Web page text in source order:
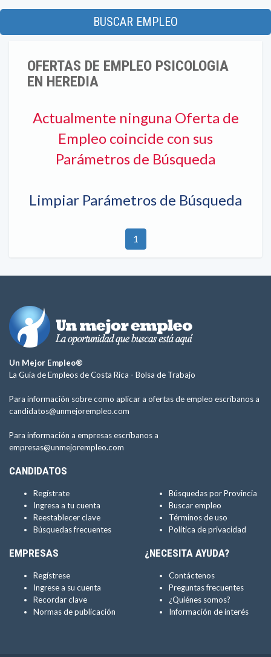
BUSCAR EMPLEO
OFERTAS DE EMPLEO PSICOLOGIA
EN HEREDIA
Actualmente ninguna Oferta de
Empleo coincide con sus
Parámetros de Búsqueda
Limpiar Parámetros de Búsqueda
1
Un Mejor Empleo®
La Guía de Empleos de Costa Rica - Bolsa de Trabajo
Para información sobre como aplicar a ofertas de empleo escríbanos a
candidatos@unmejorempleo.com
Para información a empresas escríbanos a
empresas@unmejorempleo.com
CANDIDATOS
Regístrate
Ingresa a tu cuenta
Reestablecer clave
Búsquedas frecuentes
Búsquedas por Provincia
Buscar empleo
Términos de uso
Política de privacidad
EMPRESAS
Regístrese
Ingrese a su cuenta
Recordar clave
Normas de publicación
¿NECESITA AYUDA?
Contáctenos
Preguntas frecuentes
¿Quiénes somos?
Información de interés